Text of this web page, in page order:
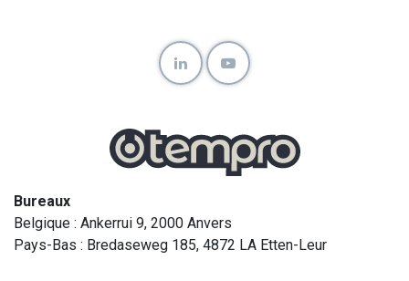
Bureaux
Belgique : Ankerrui 9, 2000 Anvers
Pays-Bas : Bredaseweg 185, 4872 LA Etten-Leur